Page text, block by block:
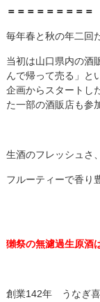
＝＝＝＝＝＝＝＝＝
毎年春と秋の年二回
当初は山口県内の酒
んで帰って売る」と
企画からスタートし
た一部の酒販店も参
生酒のフレッシュさ
フルーティーで香り
獺祭の無濾過生原酒
創業142年 うなぎ